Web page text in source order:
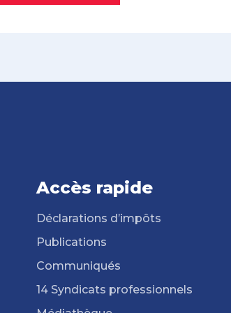
Accès rapide
Déclarations d’impôts
Publications
Communiqués
14 Syndicats professionnels